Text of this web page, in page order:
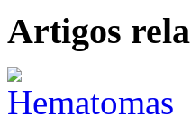
Artigos